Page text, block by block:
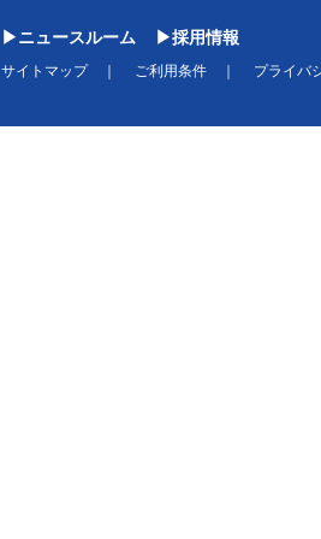
ニュースルーム 採用情報
サイトマップ ご利用条件 プライバ